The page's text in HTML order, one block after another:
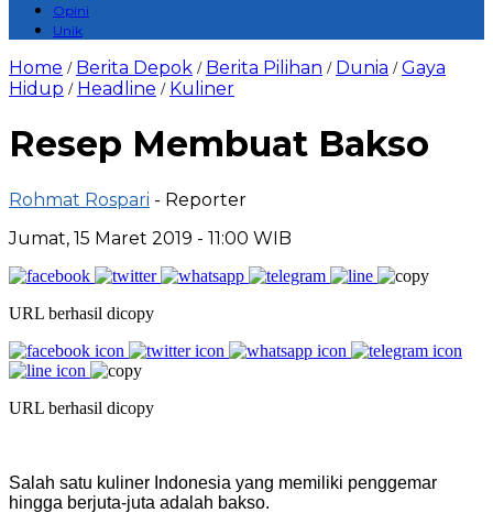
Opini
Unik
Home / Berita Depok / Berita Pilihan / Dunia /Gaya
Hidup / Headline / Kuliner
Resep Membuat Bakso
Rohmat Rospari - Reporter
Jumat, 15 Maret 2019 - 11:00 WIB
URL berhasil dicopy
URL berhasil dicopy
Salah satu kuliner Indonesia yang memiliki penggemar
hingga berjuta-juta adalah bakso.